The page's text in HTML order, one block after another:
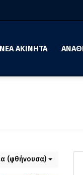
ΝΕΑ ΑΚΙΝΗΤΑ
(φθήνουσα)